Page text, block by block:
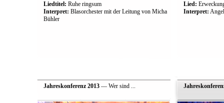
Liedtitel: Ruhe ringsum
Interpret: Blasorchester mit der Leitung von Micha
Bühler
Lied:
Interpret:
Jahreskonferenz 2013— Wer sind ...